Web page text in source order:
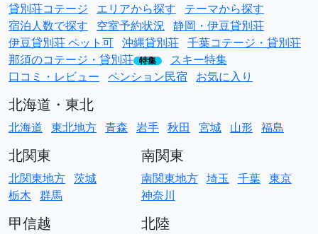
貸別荘コテージ エリアから探す
テーマから探す
宿泊人数で探す
空室予約状況 静岡・伊豆貸別荘
伊豆貸別荘 ペット可 沖縄貸別荘 千葉コテージ・貸別荘
那須のコテージ・貸別荘 特集
スキー特集
口コミ・レビュー ペンション民宿 お気に入り
北海道・東北
北海道 東北地方 青森 岩手 秋田 宮城 山形 福島
北関東
北関東地方 茨城
栃木 群馬
南関東
南関東地方 埼玉 千葉 東京
神奈川
甲信越 北陸